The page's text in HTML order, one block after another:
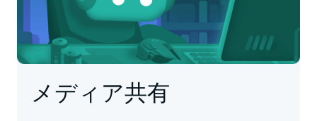
メディア共有